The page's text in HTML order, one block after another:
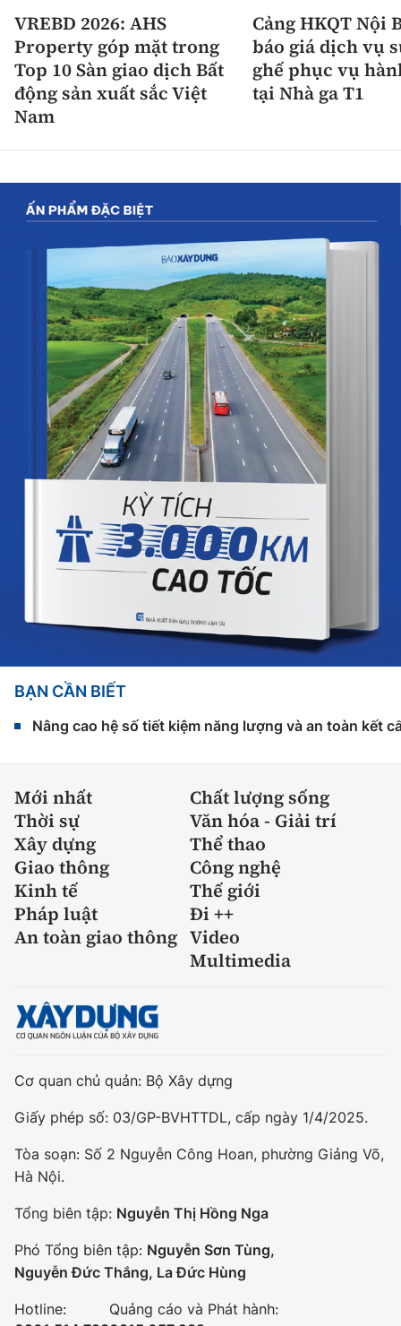
VREBD 2026: AHS
Property góp mặt trong
Top 10 Sàn giao dịch Bất
động sản xuất sắc Việt
Nam
Cảng HKQT Nội
báo giá dịch vụ
ghế phục vụ
tại Nhà ga T1
BẠN CẦN BIẾT
Nâng cao hệ số tiết kiệm năng lượng và an toàn kết
Mới nhất
Chất lượng sống
Thời sự
Văn hóa - Giải trí
Xây dựng
Thể thao
Giao thông
Công nghệ
Kinh tế
Thế giới
Pháp luật
Đi ++
An toàn giao thông Video
Multimedia
Cơ quan chủ quản: Bộ Xây dựng
Giấy phép số: 03/GP-BVHTTDL, cấp ngày 1/4/2025.
Tòa soạn: Số 2 Nguyễn Công Hoan, phường Giảng Võ,
Hà Nội.
Tổng biên tập: Nguyễn Thị Hồng Nga
Phó Tổng biên tập: Nguyễn Sơn Tùng,
Nguyễn Đức Thắng, La Đức Hùng
Hotline:
Quảng cáo và Phát hành: